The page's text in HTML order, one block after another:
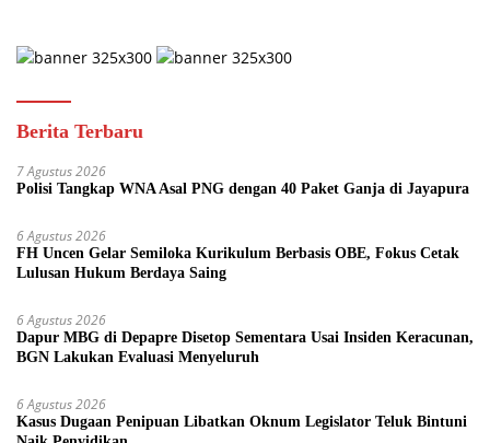
Berita Terbaru
7 Agustus 2026
Polisi Tangkap WNA Asal PNG dengan 40 Paket Ganja di Jayapura
6 Agustus 2026
FH Uncen Gelar Semiloka Kurikulum Berbasis OBE, Fokus Cetak
Lulusan Hukum Berdaya Saing
6 Agustus 2026
Dapur MBG di Depapre Disetop Sementara Usai Insiden Keracunan,
BGN Lakukan Evaluasi Menyeluruh
6 Agustus 2026
Kasus Dugaan Penipuan Libatkan Oknum Legislator Teluk Bintuni